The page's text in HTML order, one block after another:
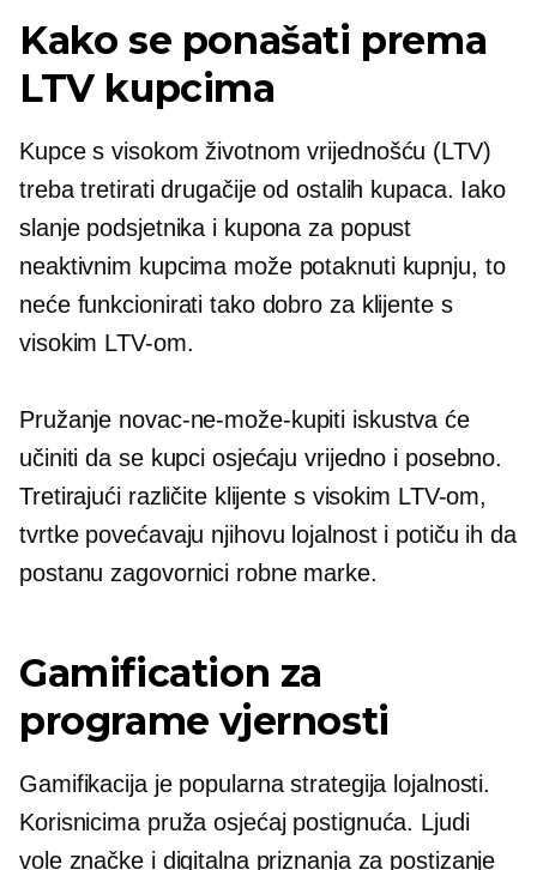
Kako se ponašati prema
LTV kupcima
Kupce s visokom životnom vrijednošću (LTV)
treba tretirati drugačije od ostalih kupaca. Iako
slanje podsjetnika i kupona za popust
neaktivnim kupcima može potaknuti kupnju, to
neće funkcionirati tako dobro za klijente s
visokim LTV-om.
Pružanje novac-ne-može-kupiti iskustva će
učiniti da se kupci osjećaju vrijedno i posebno.
Tretirajući različite klijente s visokim LTV-om,
tvrtke povećavaju njihovu lojalnost i potiču ih da
postanu zagovornici robne marke.
Gamification za
programe vjernosti
Gamifikacija je popularna strategija lojalnosti.
Korisnicima pruža osjećaj postignuća. Ljudi
vole značke i digitalna priznanja za postizanje